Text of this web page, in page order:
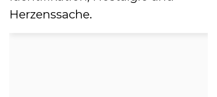
Herzenssache.